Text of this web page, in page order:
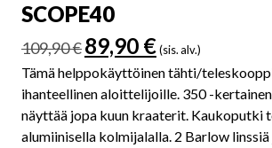
SCOPE40
109,90€ Alkuperäinen
hinta
oli:
109,90 €.
89,90 €Nykyinen
hinta
on:
89,90 €.
(sis. alv.)
Tämä helppokäyttöinen tähti/
ihanteellinen aloittelijoille. 350 -kertainen
näyttää jopa kuun kraaterit. Kaukoputki
alumiinisella kolmijalalla. 2 Barlow linssiä